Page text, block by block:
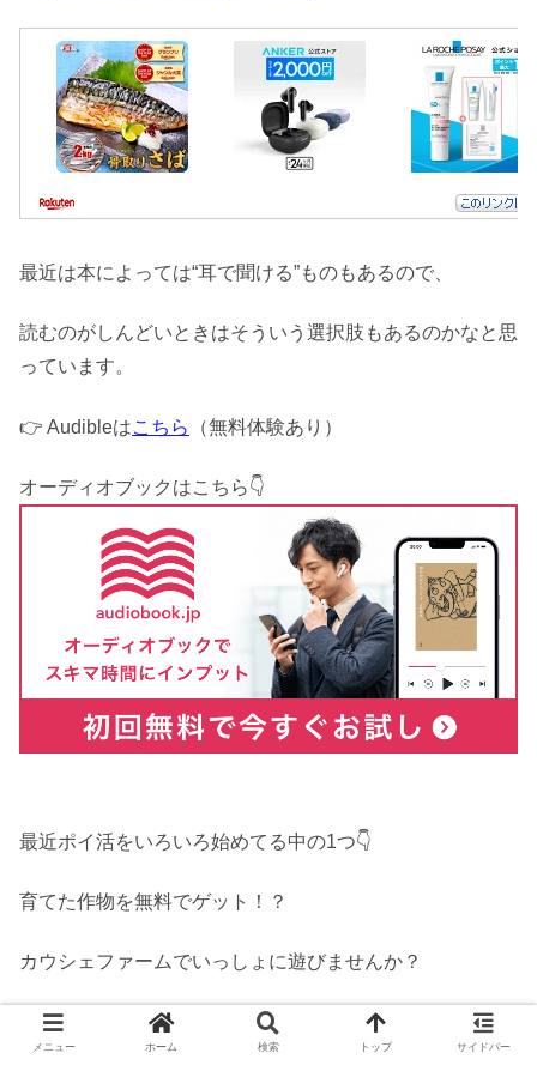
最近は本によっては“耳で聞ける”ものもあるので、
読むのがしんどいときはそういう選択肢もあるのかなと思
っています。
👉 Audibleはこちら （無料体験あり）
オーディオブックはこちら👇️
最近ポイ活をいろいろ始めてる中の1つ👇️
育てた作物を無料でゲット！？
カウシェファームでいっしょに遊びませんか？
このリンク
からカウシェファームを始めると、お得な報酬
ももらえます🎁
メニュー ホーム 検索 トップ サイドバー